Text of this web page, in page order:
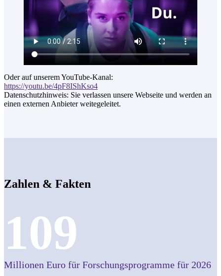
Oder auf unserem YouTube-Kanal:
https://youtu.be/4pF8IShKso4
Datenschutzhinweis: Sie verlassen unsere Webseite und werden an
einen externen Anbieter weitegeleitet.
Zahlen & Fakten
109
Millionen Euro für Forschungsprogramme für 2026